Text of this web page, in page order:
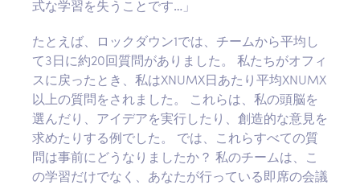
式な学習を失うことです…」
たとえば、ロックダウン1では、チームから平均し
て3日に約20回質問がありました。 私たちがオフィ
スに戻ったとき、私はXNUMX日あたり平均XNUMX
以上の質問をされました。 これらは、私の頭脳を
選んだり、アイデアを実行したり、創造的な意見を
求めたりする例でした。 では、これらすべての質
問は事前にどうなりましたか？ 私のチームは、こ
の学習だけでなく、あなたが行っている即席の会議